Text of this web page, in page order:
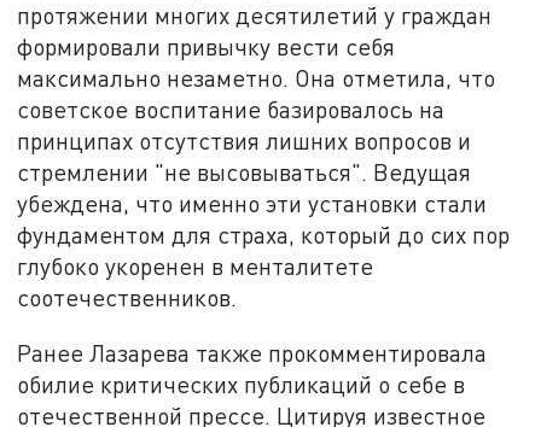
протяжении многих десятилетий у граждан
формировали привычку вести себя
максимально незаметно. Она отметила, что
советское воспитание базировалось на
принципах отсутствия лишних вопросов и
стремлении "не высовываться". Ведущая
убеждена, что именно эти установки стали
фундаментом для страха, который до сих пор
глубоко укоренен в менталитете
соотечественников.
Ранее Лазарева также прокомментировала
обилие критических публикаций о себе в
отечественной прессе. Цитируя известное